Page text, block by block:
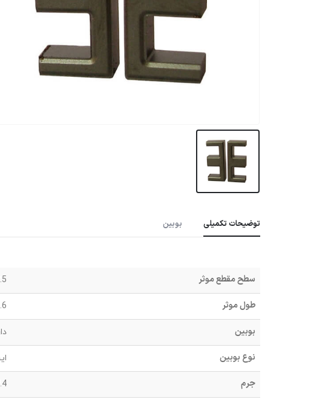
توضیحات تکمیلی بوبین
سطح مقطع موثر 22.5
طول موثر
بوبین
نوع بوبین
جرم 4.4 گرم